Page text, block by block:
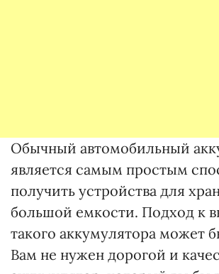
Обычный автомобильный
является самым простым
получить устройства для
большой емкости. Подход к
такого аккумулятора может
Вам не нужен дорогой и